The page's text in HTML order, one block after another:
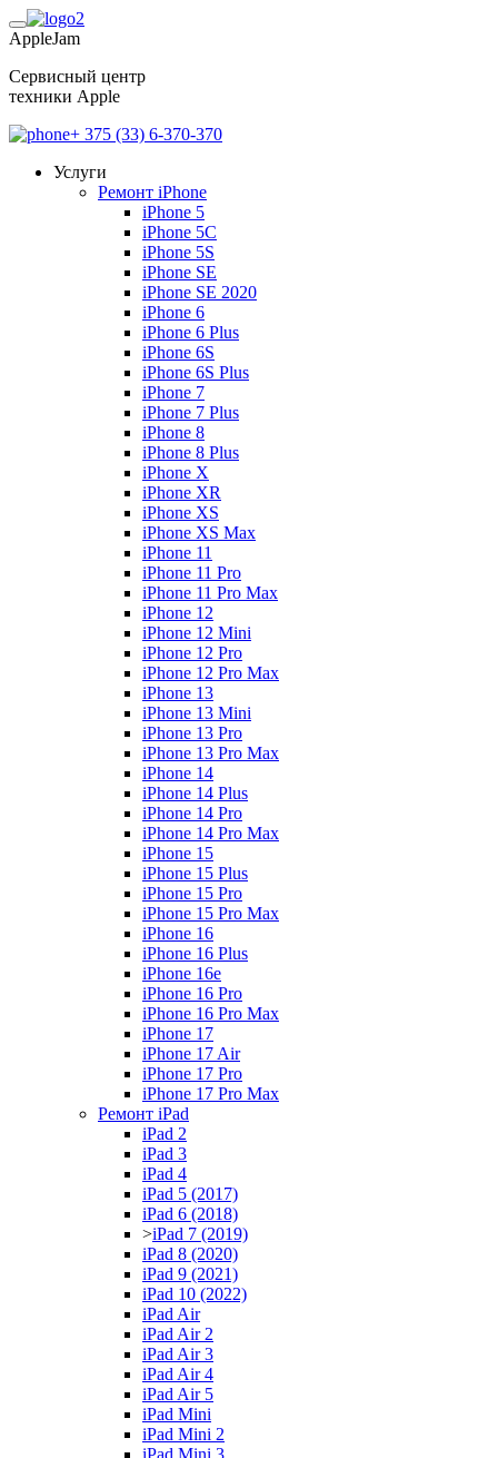
AppleJam
Сервисный центр
техники Apple
+ 375 (33) 6-370-370
Услуги
Ремонт iPhone
iPhone 5
iPhone 5C
iPhone 5S
iPhone SE
iPhone SE 2020
iPhone 6
iPhone 6 Plus
iPhone 6S
iPhone 6S Plus
iPhone 7
iPhone 7 Plus
iPhone 8
iPhone 8 Plus
iPhone X
iPhone XR
iPhone XS
iPhone XS Max
iPhone 11
iPhone 11 Pro
iPhone 11 Pro Max
iPhone 12
iPhone 12 Mini
iPhone 12 Pro
iPhone 12 Pro Max
iPhone 13
iPhone 13 Mini
iPhone 13 Pro
iPhone 13 Pro Max
iPhone 14
iPhone 14 Plus
iPhone 14 Pro
iPhone 14 Pro Max
iPhone 15
iPhone 15 Plus
iPhone 15 Pro
iPhone 15 Pro Max
iPhone 16
iPhone 16 Plus
iPhone 16e
iPhone 16 Pro
iPhone 16 Pro Max
iPhone 17
iPhone 17 Air
iPhone 17 Pro
iPhone 17 Pro Max
Ремонт iPad
iPad 2
iPad 3
iPad 4
iPad 5 (2017)
iPad 6 (2018)
>iPad 7 (2019)
iPad 8 (2020)
iPad 9 (2021)
iPad 10 (2022)
iPad Air
iPad Air 2
iPad Air 3
iPad Air 4
iPad Air 5
iPad Mini
iPad Mini 2
iPad Mini 3